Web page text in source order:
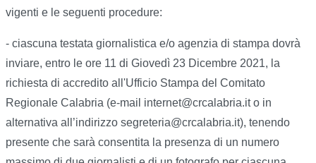
vigenti e le seguenti procedure:
- ciascuna testata giornalistica e/o agenzia di stampa dovrà
inviare, entro le ore 11 di Giovedì 23 Dicembre 2021, la
richiesta di accredito all'Ufficio Stampa del Comitato
Regionale Calabria (e-mail internet@crcalabria.it o in
alternativa all’indirizzo segreteria@crcalabria.it), tenendo
presente che sarà consentita la presenza di un numero